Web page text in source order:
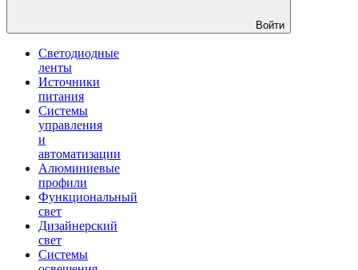
Войти
Светодиодные
ленты
Источники
питания
Системы
управления
и
автоматизации
Алюминиевые
профили
Функциональный
свет
Дизайнерский
свет
Системы